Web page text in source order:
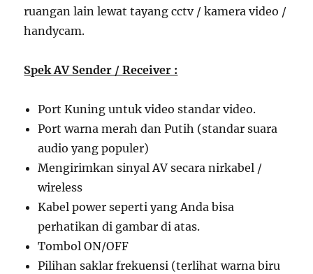
ruangan lain lewat tayang cctv / kamera video /
handycam.
Spek AV Sender / Receiver :
Port Kuning untuk video standar video.
Port warna merah dan Putih (standar suara
audio yang populer)
Mengirimkan sinyal AV secara nirkabel /
wireless
Kabel power seperti yang Anda bisa
perhatikan di gambar di atas.
Tombol ON/OFF
Pilihan saklar frekuensi (terlihat warna biru